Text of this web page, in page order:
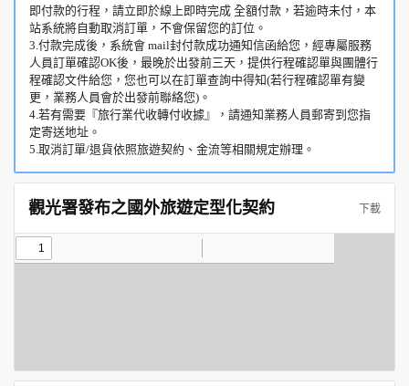
即付款的行程，請立即於線上即時完成 全額付款，若逾時未付，本
站系統將自動取消訂單，不會保留您的訂位。
3.付款完成後，系統會 mail封付款成功通知信函給您，經專屬服務
人員訂單確認OK後，最晚於出發前三天，提供行程確認單與團體行
程確認文件給您，您也可以在訂單查詢中得知(若行程確認單有變
更，業務人員會於出發前聯絡您)。
4.若有需要『旅行業代收轉付收據』，請通知業務人員郵寄到您指
定寄送地址。
5.取消訂單/退貨依照旅遊契約、金流等相關規定辦理。
觀光署發布之國外旅遊定型化契約 下載